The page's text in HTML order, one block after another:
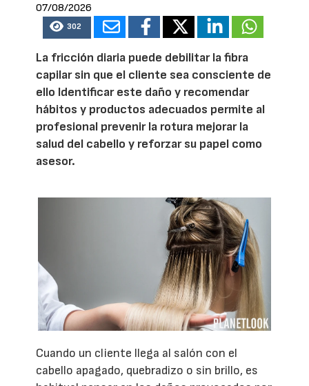
07/08/2026
302
La fricción diaria puede debilitar la fibra
capilar sin que el cliente sea consciente de
ello Identificar este daño y recomendar
hábitos y productos adecuados permite al
profesional prevenir la rotura mejorar la
salud del cabello y reforzar su papel como
asesor.
Cuando un cliente llega al salón con el
cabello apagado, quebradizo o sin brillo, es